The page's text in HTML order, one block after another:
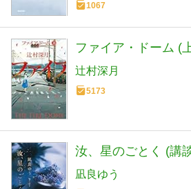
1067
ファイア・ドーム (
辻村深月
5173
汝、星のごとく (講
凪良ゆう